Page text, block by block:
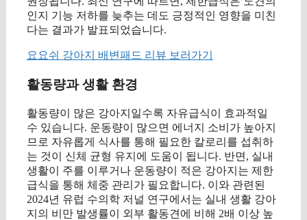
인지 기능 저하를 늦추는 데도 긍정적인 영향을 미친
다는 결과가 발표되었습니다.
요요쉬 강아지 배변패드 리뷰 보러가기
활동량과 생활 환경
활동량이 많은 강아지일수록 자유급식이 효과적일
수 있습니다. 운동량이 많으면 에너지 소비가 높아지
므로 자유롭게 식사를 통해 필요한 칼로리를 섭취하
는 것이 신체 균형 유지에 도움이 됩니다. 반면, 실내
생활이 주를 이루거나 운동량이 적은 강아지는 제한
급식을 통해 체중 관리가 필요합니다. 이와 관련된
2024년 유럽 수의학 저널 연구에서는 실내 생활 강아
지의 비만 발생률이 외부 활동견에 비해 2배 이상 높